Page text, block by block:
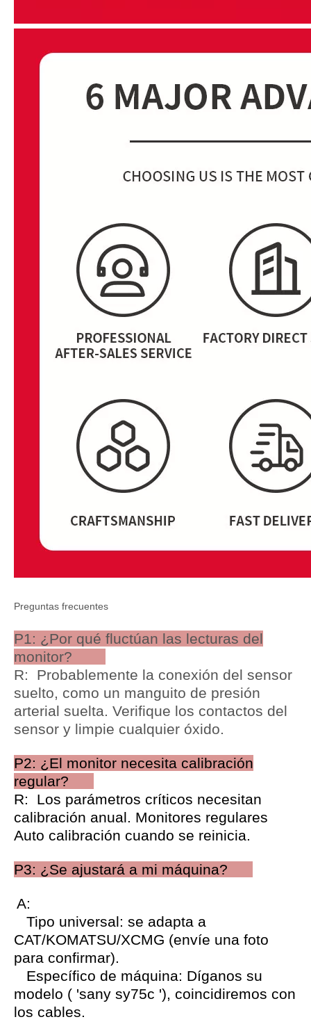
Preguntas frecuentes
P1: ¿Por qué fluctúan las lecturas del
monitor?
R: Probablemente la conexión del sensor
suelto, como un manguito de presión
arterial suelta. Verifique los contactos del
sensor y limpie cualquier óxido.
P2: ¿El monitor necesita calibración
regular?
R: Los parámetros críticos necesitan
calibración anual. Monitores regulares
Auto calibración cuando se reinicia.
P3: ¿Se ajustará a mi máquina?
A:
Tipo universal: se adapta a
CAT/KOMATSU/XCMG (envíe una foto
para confirmar).
Específico de máquina: Díganos su
modelo ( 'sany sy75c '), coincidiremos con
los cables.